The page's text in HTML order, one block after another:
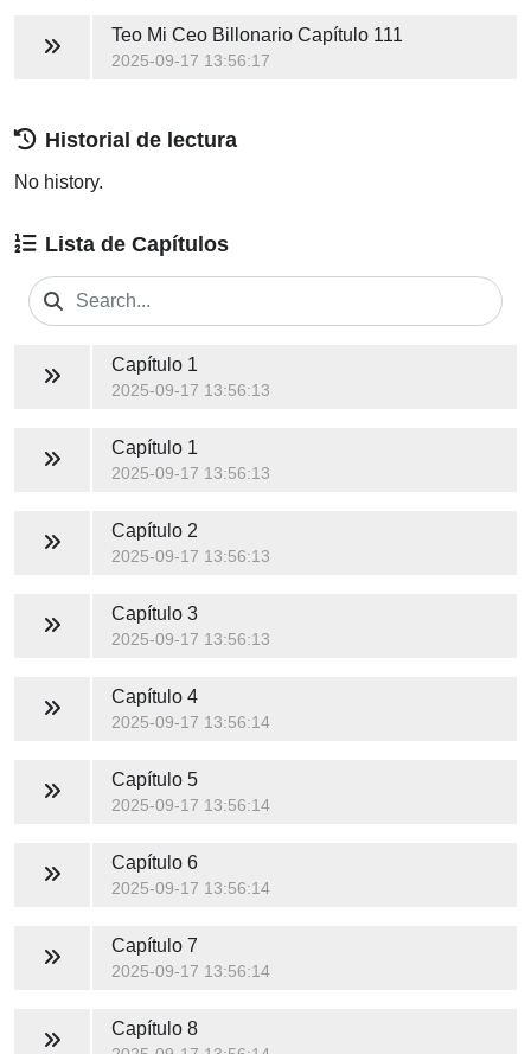
Teo Mi Ceo BillonarioCapítulo 111
2025-09-17 13:56:17
Historial de lectura
No history.
Lista de Capítulos
Capítulo 1
2025-09-17 13:56:13
Capítulo 1
2025-09-17 13:56:13
Capítulo 2
2025-09-17 13:56:13
Capítulo 3
2025-09-17 13:56:13
Capítulo 4
2025-09-17 13:56:14
Capítulo 5
2025-09-17 13:56:14
Capítulo 6
2025-09-17 13:56:14
Capítulo 7
2025-09-17 13:56:14
Capítulo 8